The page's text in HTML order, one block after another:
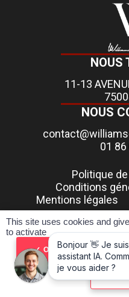
NOUS
11-13
NOUS
01
Politique
Conditions
Mentions légales
Pour les trajets courts,
This site uses cookies and
to activate
OK, ACCEPT ALL